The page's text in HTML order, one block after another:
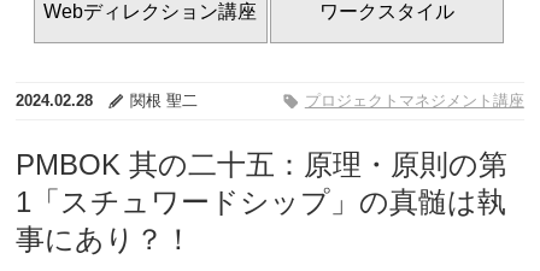
Webディレクション講座 ワークスタイル
2024.02.28 関根 聖二 プロジェクトマネジメント講座
PMBOK 其の二十五：原理・原則の第
1「スチュワードシップ」の真髄は執
事にあり？！